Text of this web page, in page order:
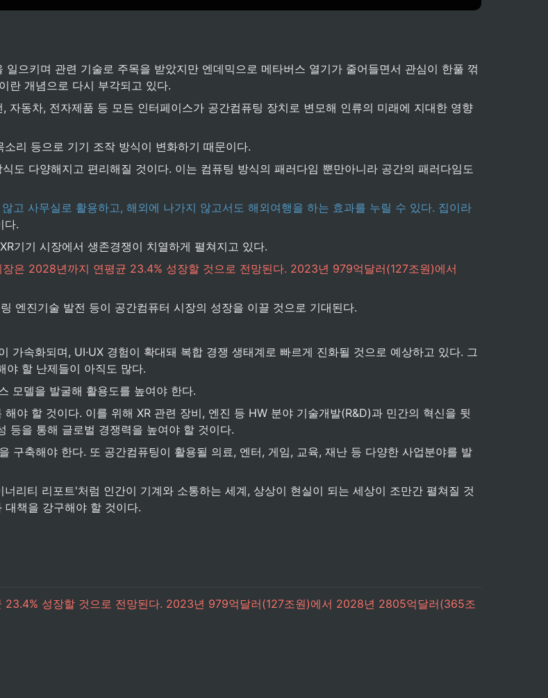
으키며 관련 기술로 주목을 받았지만 엔데믹으로 메타버스 열기가 줄어들면서 관심이 한풀 꺾
란 개념으로 다시 부각되고 있다.
자동차, 전자제품 등 모든 인터페이스가 공간컴퓨팅 장치로 변모해 인류의 미래에 지대한 영향
리 등으로 기기 조작 방식이 변화하기 때문이다.
도 다양해지고 편리해질 것이다. 이는 컴퓨팅 방식의 패러다임 뿐만아니라 공간의 패러다임도
고 사무실로 활용하고, 해외에 나가지 않고서도 해외여행을 하는 효과를 누릴 수 있다. 집이라
다.
기기 시장에서 생존경쟁이 치열하게 펼쳐지고 있다.
은 2028년까지 연평균 23.4% 성장할 것으로 전망된다. 2023년 979억달러(127조원)에서
엔진기술 발전 등이 공간컴퓨터 시장의 성장을 이끌 것으로 기대된다.
가속화되며, UI·UX 경험이 확대돼 복합 경쟁 생태계로 빠르게 진화될 것으로 예상하고 있다. 그
야 할 난제들이 아직도 많다.
모델을 발굴해 활용도를 높여야 한다.
야 할 것이다. 이를 위해 XR 관련 장비, 엔진 등 HW 분야 기술개발(R&D)과 민간의 혁신을 뒷
등을 통해 글로벌 경쟁력을 높여야 할 것이다.
구축해야 한다. 또 공간컴퓨팅이 활용될 의료, 엔터, 게임, 교육, 재난 등 다양한 사업분야를 발
리티 리포트'처럼 인간이 기계와 소통하는 세계, 상상이 현실이 되는 세상이 조만간 펼쳐질 것
책을 강구해야 할 것이다.
성장할 것으로 전망된다. 2023년 979억달러(127조원)에서 2028년 2805억달러(365조